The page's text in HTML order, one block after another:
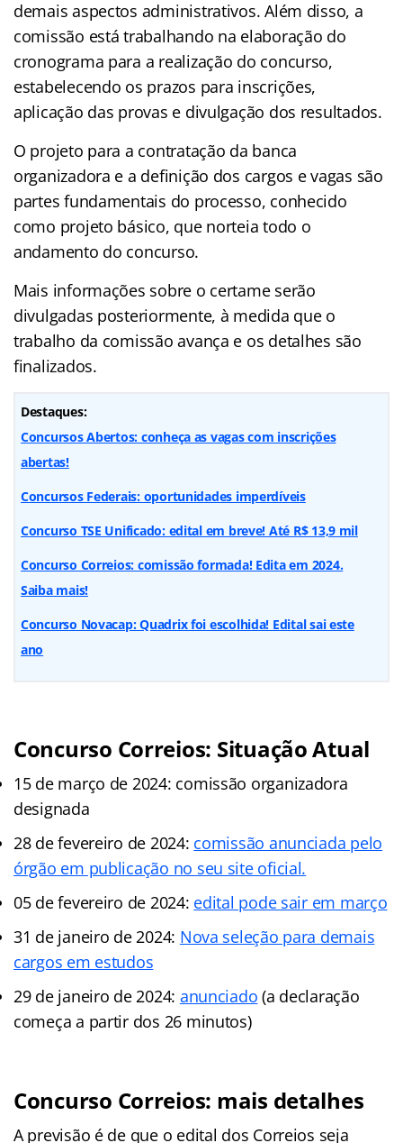
demais aspectos administrativos. Além disso, a
comissão está trabalhando na elaboração do
cronograma para a realização do concurso,
estabelecendo os prazos para inscrições,
aplicação das provas e divulgação dos resultados.
O projeto para a contratação da banca
organizadora e a definição dos cargos e vagas são
partes fundamentais do processo, conhecido
como projeto básico, que norteia todo o
andamento do concurso.
Mais informações sobre o certame serão
divulgadas posteriormente, à medida que o
trabalho da comissão avança e os detalhes são
finalizados.
Destaques:
Concursos Abertos: conheça as vagas com inscrições
abertas!
Concursos Federais: oportunidades imperdíveis
Concurso TSE Unificado: edital em breve! Até R$ 13,9 mil
Concurso Correios: comissão formada! Edita em 2024.
Saiba mais!
Concurso Novacap: Quadrix foi escolhida! Edital sai este
ano
Concurso Correios: Situação Atual
15 de março de 2024: comissão organizadora
designada
28 de fevereiro de 2024: comissão anunciada pelo
órgão em publicação no seu site oficial.
05 de fevereiro de 2024: edital pode sair em março
31 de janeiro de 2024: Nova seleção para demais
cargos em estudos
29 de janeiro de 2024: anunciado (a declaração
começa a partir dos 26 minutos)
Concurso Correios: mais detalhes
A previsão é de que o edital dos Correios seja